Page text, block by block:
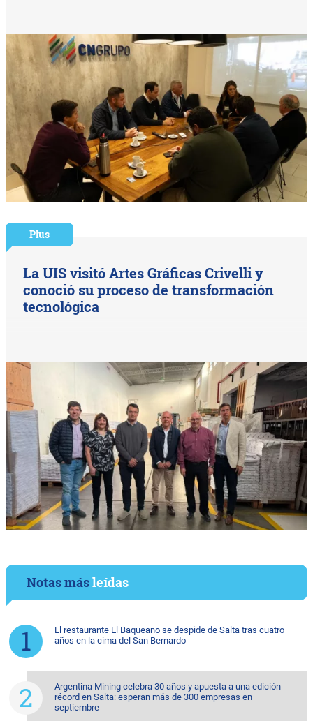
Plus
La UIS visitó Artes Gráficas Crivelli y
conoció su proceso de transformación
tecnológica
Notas másleídas
El restaurante El Baqueano se despide de Salta tras cuatro
años en la cima del San Bernardo
Argentina Mining celebra 30 años y apuesta a una edición
récord en Salta: esperan más de 300 empresas en
septiembre